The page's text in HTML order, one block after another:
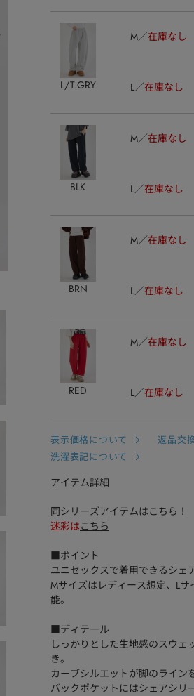
L/T.GRY
M 在庫なし
L 在庫なし
BLK
M 在庫なし
L 在庫なし
BRN
M 在庫なし
L 在庫なし
RED
M 在庫なし
L 在庫なし
表示価格について 返品交
洗濯表記について
アイテム詳細
同シリーズアイテムはこちら！
迷彩はこちら
■ポイント
ユニセックスで着用できるシェ
Mサイズはレディース想定、L
能。
■ディテール
しっかりとした生地感のスウ
き。
カーブシルエットが脚のライン
バックポケットにはシェアシリ